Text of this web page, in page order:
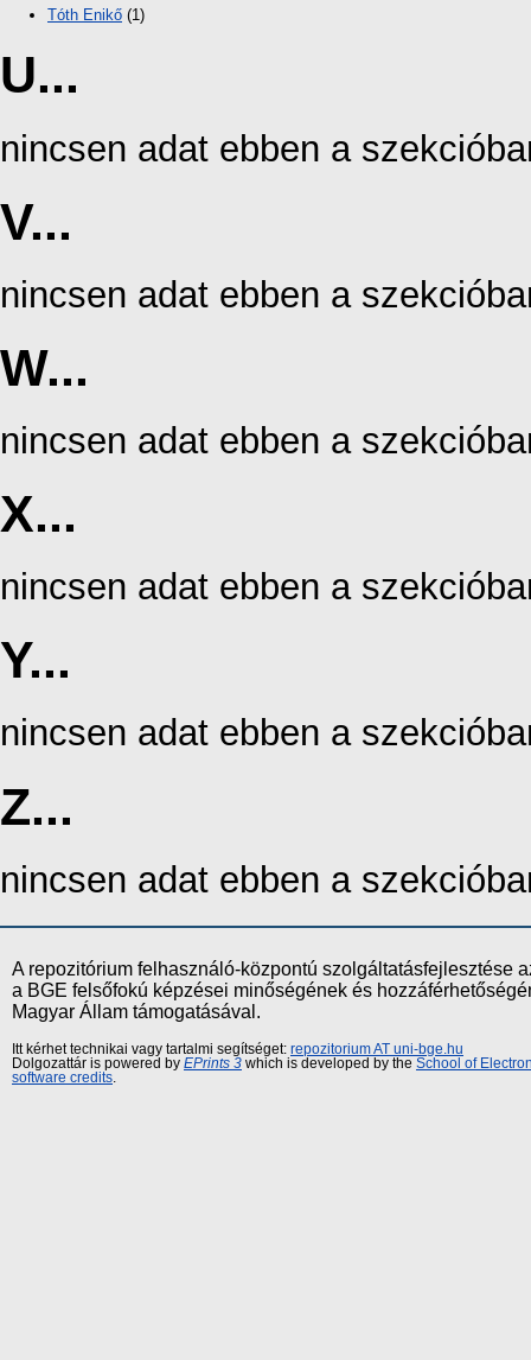
Tóth Enikő (1)
U...
nincsen adat ebben a
V...
nincsen adat ebben a
W...
nincsen adat ebben a
X...
nincsen adat ebben a
Y...
nincsen adat ebben a
Z...
nincsen adat ebben a
A repozitórium felhasználó-központú szolgáltatásfejlesztése
a BGE felsőfokú képzései minőségének és
Magyar Állam támogatásával.
Itt kérhet technikai vagy tartalmi segítséget: repozitorium AT uni-bge.hu
Dolgozattár is powered by EPrints 3 which is developed by the School of
software credits